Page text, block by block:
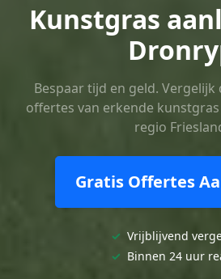
Kunstgras
Bespaar tijd en geld. Vergelijk
offertes van erkende
regio
Gratis Offertes
✓ Vrijblijvend
✓ Binnen 24 uur